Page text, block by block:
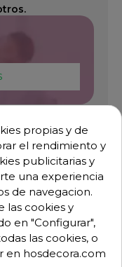
propias y de
el rendimiento y
publicitarias y
una experiencia
de navegacion.
las cookies y
en "Configurar",
las cookies, o
en hosdecora.com